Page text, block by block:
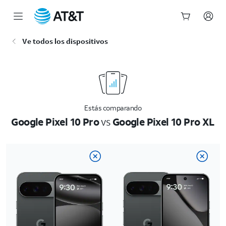
Ve todos los dispositivos
Estás comparando
Google Pixel 10 ProvsGoogle Pixel 10 Pro XL